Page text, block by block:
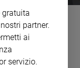
dal
gratuita
partner.
ai
servizio.